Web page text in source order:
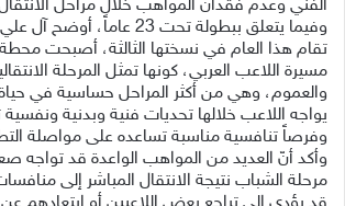
الفني وعدم فقدان المواهب خلال مراحل
وفيما يتعلق ببطولة تحت 23
تقام هذا العام في نسختها الثالثة، أصبحت
مسيرة اللاعب العربي، كونها تمثل المرحلة
والعموم، وهي من أكثر المراحل حساسية في
يواجه اللاعب خلالها تحديات فنية وبدنية
وفرصاً تنافسية مناسبة تساعده على مواصلة
وأكد أنّ العديد من المواهب الواعدة قد تواجه
مرحلة الشباب نتيجة الانتقال المباشر إلى